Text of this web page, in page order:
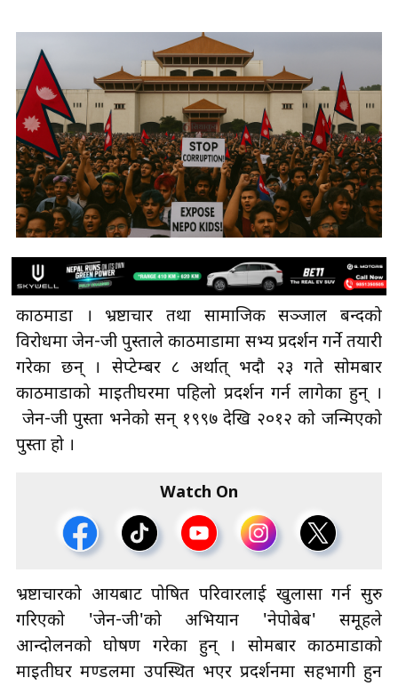
काठमाडौँ । भ्रष्टाचार तथा सामाजिक सञ्जाल बन्दको
विरोधमा जेन-जी पुस्ताले काठमाडौँमा सभ्य प्रदर्शन गर्ने तयारी
गरेका छन् । सेप्टेम्बर ८ अर्थात् भदौ २३ गते सोमबार
काठमाडौँको माइतीघरमा पहिलो प्रदर्शन गर्न लागेका हुन् ।
जेन-जी पुस्ता भनेको सन् १९९७ देखि २०१२ को जन्मिएको
पुस्ता हो ।
Watch On
भ्रष्टाचारको आयबाट पोषित परिवारलाई खुलासा गर्न सुरु
गरिएको 'जेन-जी'को अभियान 'नेपाेबेब' समूहले
आन्दोलनको घोषण गरेका हुन् । सोमबार काठमाडौँको
माइतीघर मण्डलमा उपस्थित भएर प्रदर्शनमा सहभागी हुन